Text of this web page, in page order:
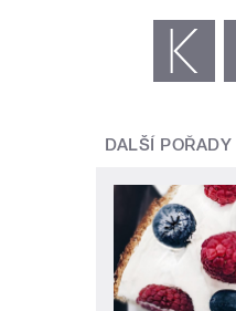
‹ předchozí
DALŠÍ POŘADY